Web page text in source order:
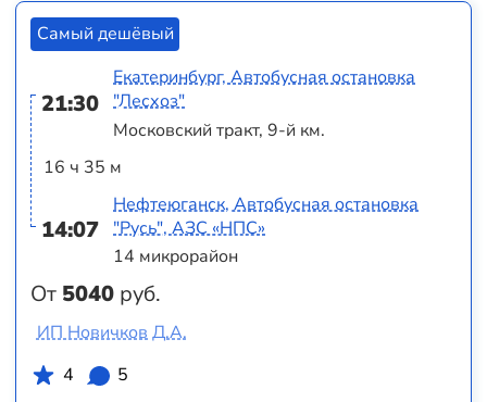
Самый дешёвый
21:30
16 ч 35 м
14:07
От 5040 руб.
Екатеринбург, Автобусная остановка
"Лесхоз"
Московский тракт, 9-й км.
Нефтеюганск, Автобусная остановка
"Русь", АЗС «НПС»
14 микрорайон
ИП Новичков Д.А.
4
5